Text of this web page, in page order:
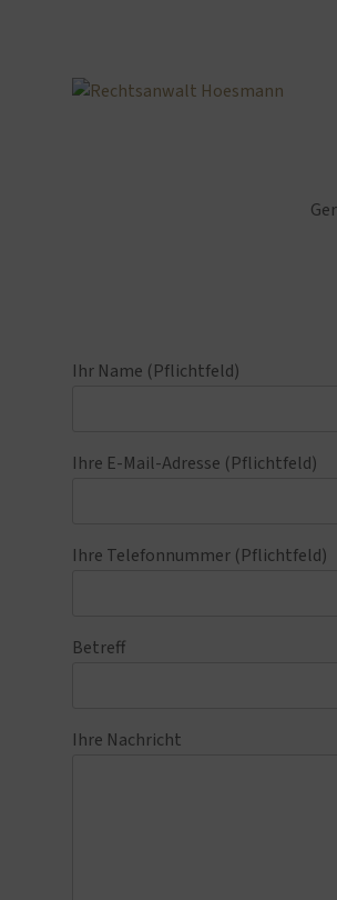
Ihr Name (Pflichtfeld)
Ihre E-Mail-Adresse (Pflichtfeld)
Ihre Telefonnummer (Pflichtfeld)
Betreff
Ihre Nachricht